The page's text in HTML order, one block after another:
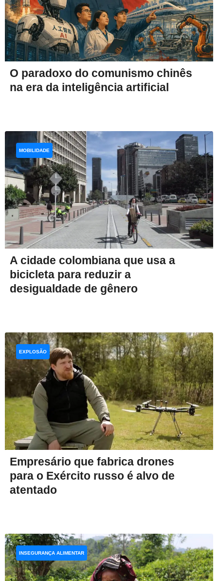
O paradoxo do comunismo chinês
na era da inteligência artificial
A cidade colombiana que usa a
bicicleta para reduzir a
desigualdade de gênero
MOBILIDADE
Empresário que fabrica drones
para o Exército russo é alvo de
atentado
EXPLOSÃO
INSEGURANÇA ALIMENTAR